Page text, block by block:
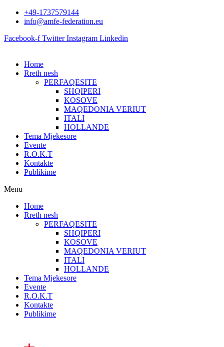
Skip
+49-1737579144
info@amfe-federation.eu
Facebook-f Twitter Instagram Linkedin
Home
Rreth nesh
PERFAQESITE
SHQIPERI
KOSOVE
MAQEDONIA VERIUT
ITALI
HOLLANDE
Tema Mjekesore
Evente
R.O.K.T
Kontakte
Publikime
Menu
Home
Rreth nesh
PERFAQESITE
SHQIPERI
KOSOVE
MAQEDONIA VERIUT
ITALI
HOLLANDE
Tema Mjekesore
Evente
R.O.K.T
Kontakte
Publikime